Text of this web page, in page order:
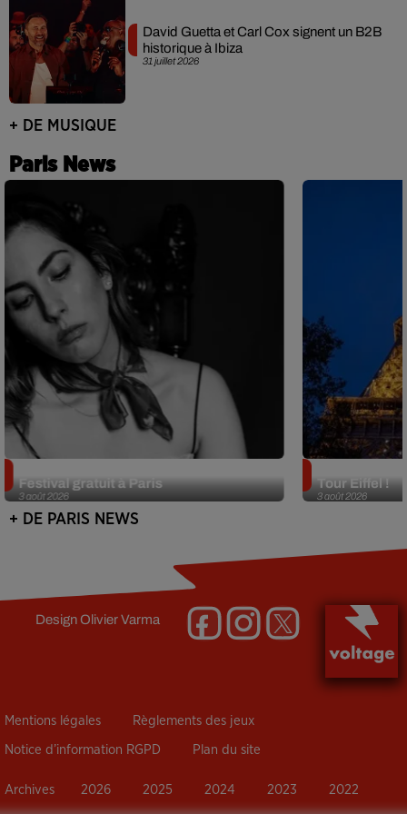
31 juillet 2026
David Guetta et Carl Cox signent un B2B
historique à Ibiza
+ DE MUSIQUE
Paris News
3 août 2026
Festival gratuit à Paris
3 août 2026
Tour Eiffel !
+ DE PARIS NEWS
DesignOlivier Varma
Mentions légales Règlements des jeux
Notice d’information RGPD Plan du site
Archives 2026 2025 2024 2023 2022